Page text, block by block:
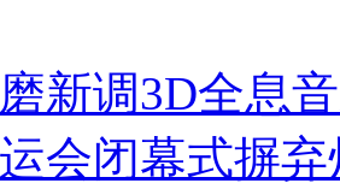
新调3D全息
会闭幕式摒